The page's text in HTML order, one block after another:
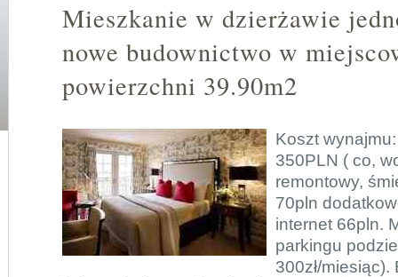
Mieszkanie w dzierżawie
nowe budownictwo w
powierzchni 39.90m2
Koszt
350PLN ( co,
remontowy,
70pln
internet 66pln.
parkingu
300zł/